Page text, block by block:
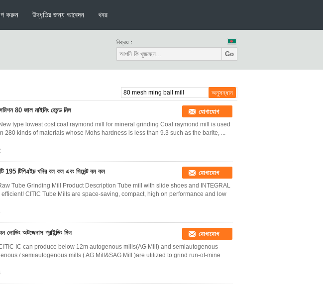
করুন উদ্ধৃতির জন্য আবেদন খবর
বিক্রয়：
Go
80 জাল মাইনিং রেমন্ড মিল যোগাযোগ
type lowest cost coal raymond mill for mineral grinding Coal raymond mill is used
280 kinds of materials whose Mohs hardness is less than 9.3 such as the barite, ...
195 টিপিএইচ খনির বল কল এবং সিমেন্ট বল কল যোগাযোগ
Tube Grinding Mill Product Description Tube mill with slide shoes and INTEGRAL
efficient! CITIC Tube Mills are space-saving, compact, high on performance and low
লোডিং অটজেনাস গ্রাইন্ডিং মিল যোগাযোগ
IC can produce below 12m autogenous mills(AG Mill) and semiautogenous
/ semiautogenous mills ( AG Mill&SAG Mill )are utilized to grind run-of-mine